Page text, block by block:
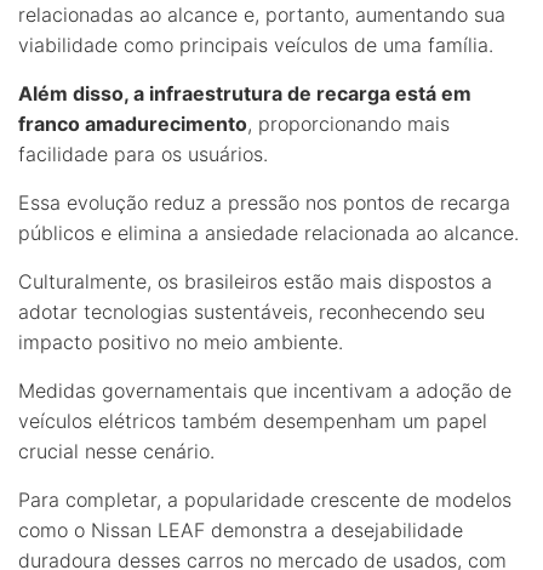
relacionadas ao alcance e, portanto, aumentando sua
viabilidade como principais veículos de uma família.
Além disso, a infraestrutura de recarga está em
franco amadurecimento, proporcionando mais
facilidade para os usuários.
Essa evolução reduz a pressão nos pontos de recarga
públicos e elimina a ansiedade relacionada ao alcance.
Culturalmente, os brasileiros estão mais dispostos a
adotar tecnologias sustentáveis, reconhecendo seu
impacto positivo no meio ambiente.
Medidas governamentais que incentivam a adoção de
veículos elétricos também desempenham um papel
crucial nesse cenário.
Para completar, a popularidade crescente de modelos
como o Nissan LEAF demonstra a desejabilidade
duradoura desses carros no mercado de usados, com